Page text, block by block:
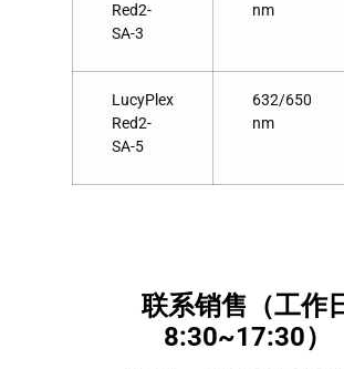
Red2-
SA-3
nm
LucyPlex
Red2-
SA-5
632/650
nm
联系销售（工作
8:30~17:30）